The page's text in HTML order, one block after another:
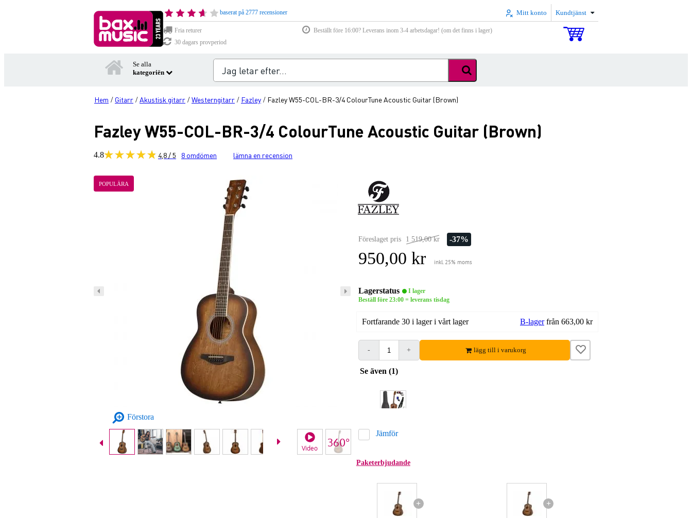
baserat på 2777 recensioner Mitt konto Kundtjänst
Fria returer
Beställt före 16:00? Leverans inom 3-4 arbetsdagar! (om det finns i lager)
30 dagars provperiod
Se alla
kategoriën
Hem / Gitarr /Akustisk gitarr /Westerngitarr / Fazley / Fazley W55-COL-BR-3/4 ColourTune Acoustic Guitar (Brown)
Fazley W55-COL-BR-3/4 ColourTune Acoustic Guitar (Brown)
4.8 4,8 / 5 8 omdömen lämna en recension
POPULÄRA
Förstora
Video
Föreslaget pris 1 519,00 kr -37%
950,00 kr inkl. 25% moms
Lagerstatus
I lager
Beställ före 23:00 = leverans tisdag
Fortfarande 30 i lager i vårt lager B-lagerfrån 663,00 kr
- + lägg till i varukorg
Se även (1)
Jämför
Paketerbjudande
+ +